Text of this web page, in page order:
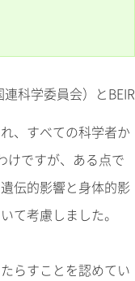
科学委員会）とBEIR
、すべての科学者か
けですが、ある点で
伝的影響と身体的影
て考慮しました。
らすことを認めてい